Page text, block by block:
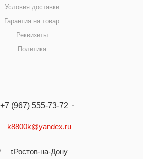
Условия доставки
Гарантия на товар
Реквизиты
Политика
+7 (967) 555-73-72
k8800k@yandex.ru
г.Ростов-на-Дону